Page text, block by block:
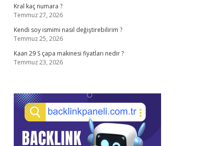
Kral kaç numara ?
Temmuz 27, 2026
Kendi soy ismimi nasıl değiştirebilirim ?
Temmuz 25, 2026
Kaan 29 S çapa makinesi fiyatları nedir ?
Temmuz 23, 2026